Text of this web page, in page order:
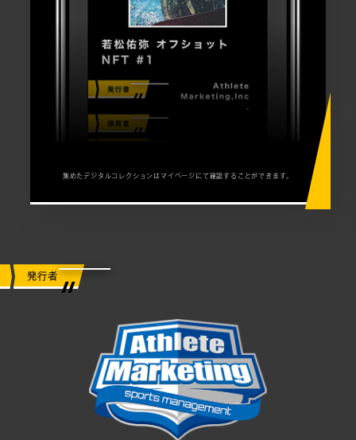
集めたデジタルコレクションはマイページにて確認することができます。
発行者